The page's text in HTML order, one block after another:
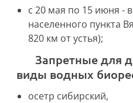
с 20 мая по 15 июня -
населенного пункта
820 км от устья);
запретные для добычи (вылова)
виды водных
осетр сибирский,